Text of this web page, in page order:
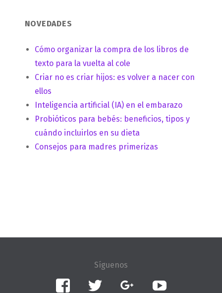
NOVEDADES
Cómo organizar la compra de los libros de
texto para la vuelta al cole
Criar no es criar hijos: es volver a nacer con
ellos
Inteligencia artificial (IA) en el embarazo
Probióticos para bebés: beneficios, tipos y
cuándo incluirlos en su dieta
Consejos para madres primerizas
Facebook Twitter Google+